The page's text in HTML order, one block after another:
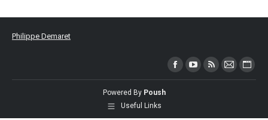
Philippe Demaret
Facebook
in
YouTube
in
RSS
in
Mail
in
Site
opens
Powered By Poush
Useful Links